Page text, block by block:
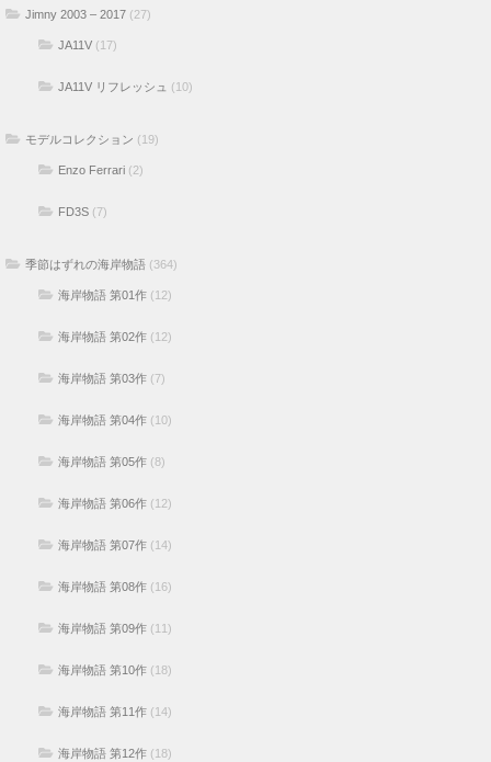
Jimny 2003 – 2017 (27)
JA11V (17)
JA11V リフレッシュ (10)
モデルコレクション (19)
Enzo Ferrari (2)
FD3S (7)
季節はずれの海岸物語 (364)
海岸物語 第01作 (12)
海岸物語 第02作 (12)
海岸物語 第03作 (7)
海岸物語 第04作 (10)
海岸物語 第05作 (8)
海岸物語 第06作 (12)
海岸物語 第07作 (14)
海岸物語 第08作 (16)
海岸物語 第09作 (11)
海岸物語 第10作 (18)
海岸物語 第11作 (14)
海岸物語 第12作 (18)